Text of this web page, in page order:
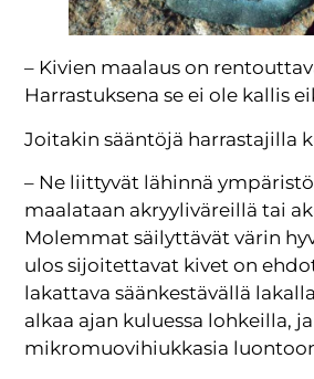
– Kivien maalaus on
Harrastuksena se ei ole kallis
Joitakin sääntöjä harrastajilla
– Ne liittyvät lähinnä
maalataan akryyliväreillä tai
Molemmat säilyttävät värin
ulos sijoitettavat kivet on
lakattava säänkestävällä
alkaa ajan kuluessa lohkeilla,
mikromuovihiukkasia